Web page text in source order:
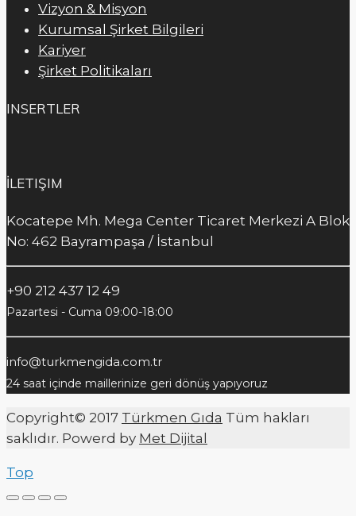
Vizyon & Misyon
Kurumsal Şirket Bilgileri
Kariyer
Şirket Politikaları
INSERTLER
İLETIŞIM
Kocatepe Mh. Mega Center Ticaret Merkezi A Blok
No: 462 Bayrampaşa / İstanbul
+90 212 437 12 49
Pazartesi - Cuma 09:00-18:00
info@turkmengida.com.tr
24 saat içinde maillerinize geri dönüş yapıyoruz
Copyright© 2017 Türkmen Gıda Tüm hakları
saklıdır. Powerd by Met Dijital
Top